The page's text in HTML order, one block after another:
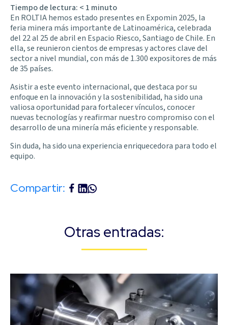
Tiempo de lectura: < 1 minuto
En ROLTIA hemos estado presentes en Expomin 2025, la
feria minera más importante de Latinoamérica, celebrada
del 22 al 25 de abril en Espacio Riesco, Santiago de Chile. En
ella, se reunieron cientos de empresas y actores clave del
sector a nivel mundial, con más de 1.300 expositores de más
de 35 países.
Asistir a este evento internacional, que destaca por su
enfoque en la innovación y la sostenibilidad, ha sido una
valiosa oportunidad para fortalecer vínculos, conocer
nuevas tecnologías y reafirmar nuestro compromiso con el
desarrollo de una minería más eficiente y responsable.
Sin duda, ha sido una experiencia enriquecedora para todo el
equipo.
Compartir:
Otras entradas: